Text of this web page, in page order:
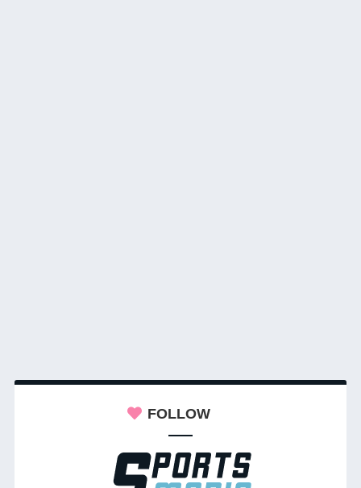
FOLLOW